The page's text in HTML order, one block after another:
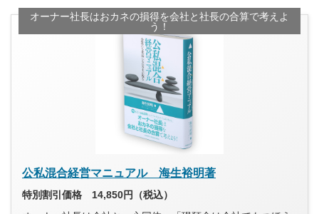
オーナー社長はおカネの損得を会社と社長の合算で考えよ
う！
公私混合経営マニュアル 海生裕明著
特別割引価格 14,850円（税込）